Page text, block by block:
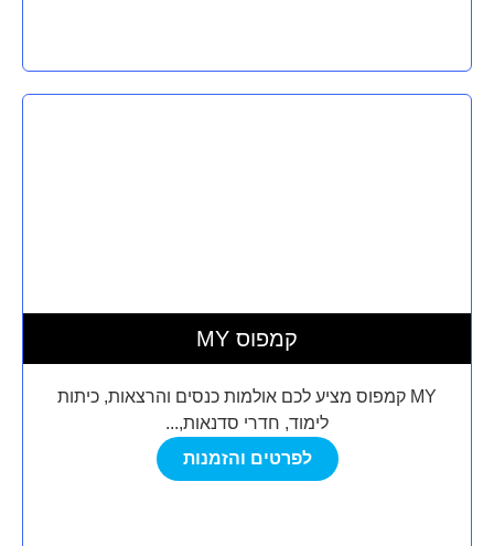
MY קמפוס
MY קמפוס מציע לכם אולמות כנסים והרצאות, כיתות
לימוד, חדרי סדנאות,...
לפרטים והזמנות